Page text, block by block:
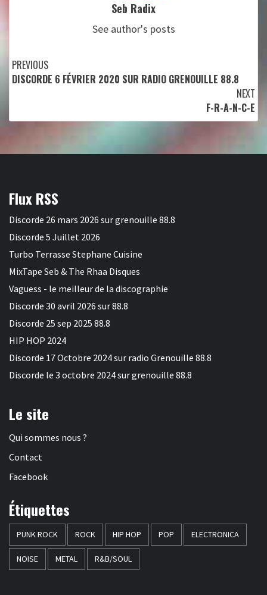
Seb Radix
See author's posts
Continue
Reading
PREVIOUS
DISCORDE 6 FÉVRIER 2020 SUR RADIO GRENOUILLE 88.8
NEXT
F-R-A-N-C-E
Flux RSS
Discorde 26 mars 2026 sur grenouille 88.8
Discorde 5 Juillet 2026
Turbo Terrasse Stephane Cuisine
MixTape Seb & The Rhaa Disques
Vaguess - le meilleur de la discographie
Discorde 30 avril 2026 sur 88.8
Discorde 25 sep 2025 88.8
HIP HOP 2024
Discorde 17 Octobre 2024 sur radio Grenouille 88.8
Discorde le 3 octobre 2024 sur grenouille 88.8
Le site
Qui sommes nous ?
Contact
Facebook
Étiquettes
PUNK ROCK ROCK HIP HOP POP ELECTRONICA
NOISE METAL R&B/SOUL